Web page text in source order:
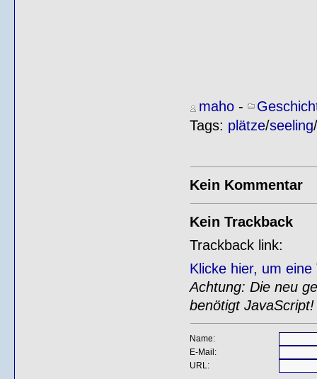
maho-
Tags: plätze/seeling/
Kein Kommentar
Kein Trackback
Trackback link:
Klicke hier, um
Achtung: Die neu
benötigt JavaScript!
Name:
E-Mail:
URL: